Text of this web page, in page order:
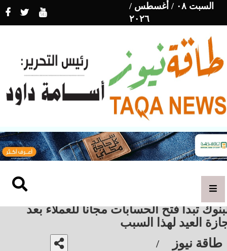
السبت ٠٨ / أغسطس /
٢٠٢٦
تبدأ فتح الحسابات مجاناً للعملاء بعد
العيد لهذا السبب
طاقة نيوز /